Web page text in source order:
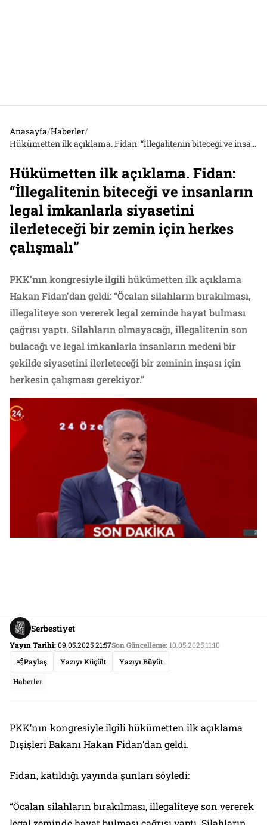
Anasayfa/Haberler/
Hükümetten ilk açıklama. Fidan: “İllegalitenin biteceği ve insanların legal imkanlarla siyasetini ilerleteceği bir zemin için herkes çalışmalı”
Hükümetten ilk açıklama. Fidan:
“İllegalitenin biteceği ve insanların
legal imkanlarla siyasetini
ilerleteceği bir zemin için herkes
çalışmalı”
PKK’nın kongresiyle ilgili hükümetten ilk açıklama
Hakan Fidan’dan geldi: “Öcalan silahların bırakılması,
illegaliteye son vererek legal zeminde hayat bulması
çağrısı yaptı. Silahların olmayacağı, illegalitenin son
bulacağı ve legal imkanlarla insanların medeni bir
şekilde siyasetini ilerleteceği bir zeminin inşası için
herkesin çalışması gerekiyor.”
Serbestiyet
Yayın Tarihi:09.05.2025 21:57Son Güncelleme:10.05.2025 11:10
Paylaş
Yazıyı Küçült Yazıyı Büyüt
Haberler
PKK’nın kongresiyle ilgili hükümetten ilk açıklama
Dışişleri Bakanı Hakan Fidan’dan geldi.
Fidan, katıldığı yayında şunları söyledi:
“Öcalan silahların bırakılması, illegaliteye son vererek